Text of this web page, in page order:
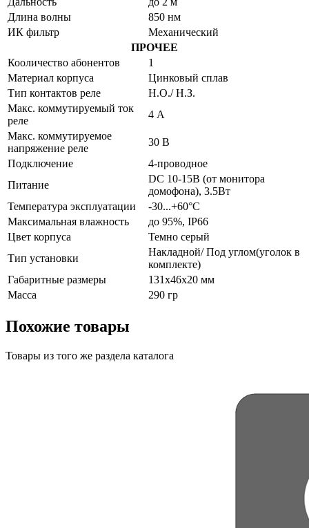
Длина волны
850 нм
ИК фильтр
Механический
ПРОЧЕЕ
Кооличество абонентов
1
Материал корпуса
Цинковый сплав
Тип контактов реле
Н.О./ Н.З.
Макс. коммутируемый ток
реле
4 А
Макс. коммутируемое
напряжение реле
30 В
Подключение
4-проводное
Питание
DC 10-15В (от монитора
домофона), 3.5Вт
Температура эксплуатации
-30...+60°С
Максимальная влажность
до 95%, IP66
Цвет корпуса
Темно серый
Тип установки
Накладной/ Под углом(уголок в
комплекте)
Габаритные размеры
131x46x20 мм
Масса
290 гр
Похожие товары
Товары из того же раздела каталога